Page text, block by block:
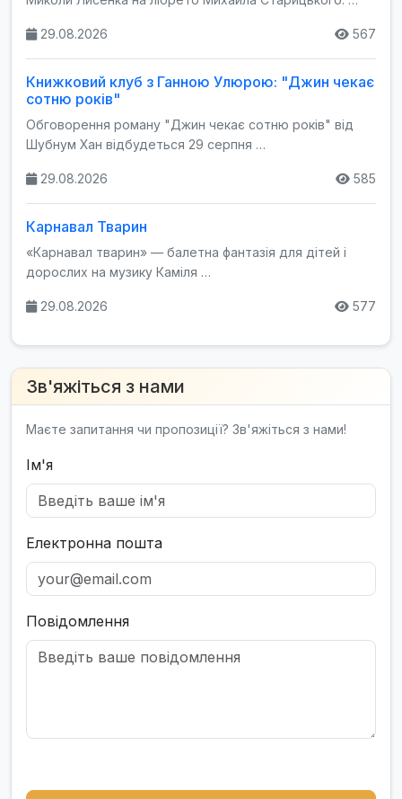
29.08.2026 567
Книжковий клуб з Ганною Улюрою: "Джин чекає
сотню років"
Обговорення роману "Джин чекає сотню років" від
Шубнум Хан відбудеться 29 серпня …
29.08.2026 585
Карнавал Тварин
«Карнавал тварин» — балетна фантазія для дітей і
дорослих на музику Каміля …
29.08.2026 577
Зв'яжіться з нами
Маєте запитання чи пропозиції? Зв'яжіться з нами!
Ім'я
Електронна пошта
Повідомлення